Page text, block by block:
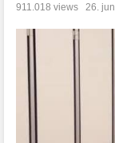
911.018 views 26.